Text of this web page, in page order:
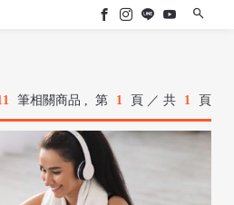
筆相關商品 , 第 1 頁 ／ 共 1 頁